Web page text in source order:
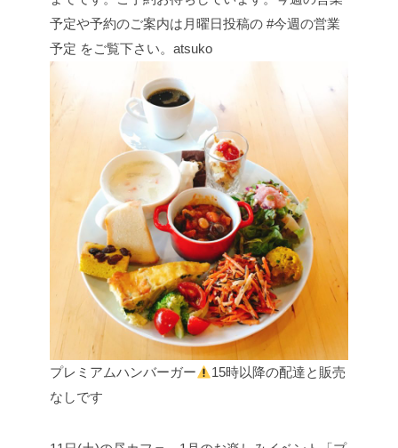
プレミアムハンバーガー
15時以降の配達と販売
なしです